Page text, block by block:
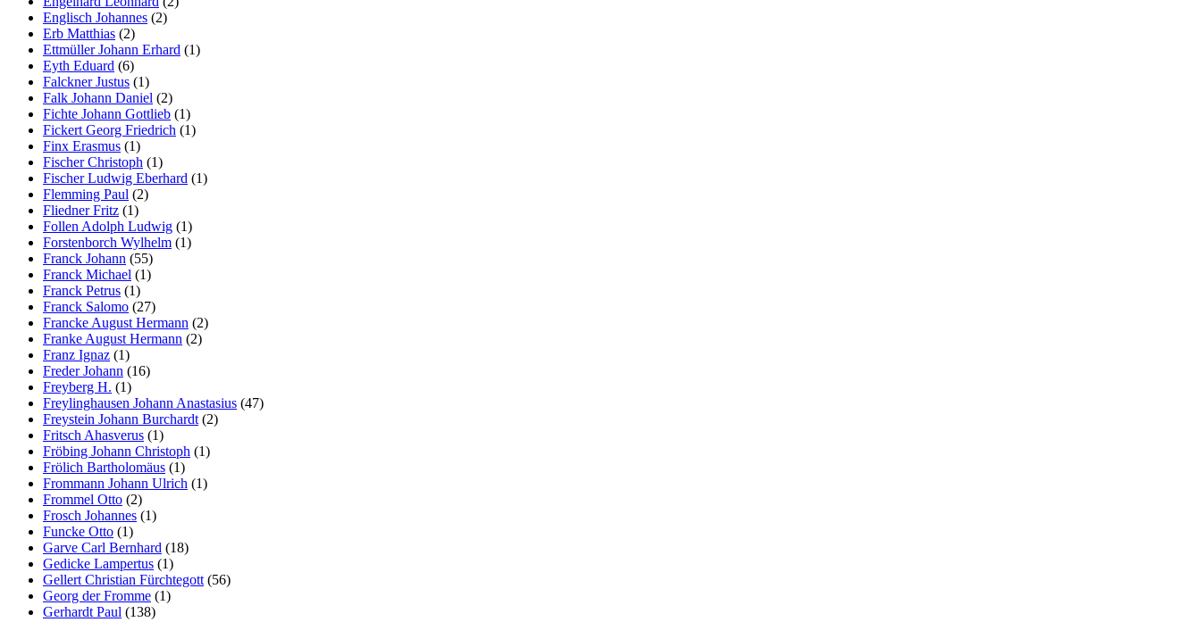
Englisch Johannes (2)
Erb Matthias (2)
Ettmüller Johann Erhard (1)
Eyth Eduard (6)
Falckner Justus (1)
Falk Johann Daniel (2)
Fichte Johann Gottlieb (1)
Fickert Georg Friedrich (1)
Finx Erasmus (1)
Fischer Christoph (1)
Fischer Ludwig Eberhard (1)
Flemming Paul (2)
Fliedner Fritz (1)
Follen Adolph Ludwig (1)
Forstenborch Wylhelm (1)
Franck Johann (55)
Franck Michael (1)
Franck Petrus (1)
Franck Salomo (27)
Francke August Hermann (2)
Franke August Hermann (2)
Franz Ignaz (1)
Freder Johann (16)
Freyberg H. (1)
Freylinghausen Johann Anastasius (47)
Freystein Johann Burchardt (2)
Fritsch Ahasverus (1)
Fröbing Johann Christoph (1)
Frölich Bartholomäus (1)
Frommann Johann Ulrich (1)
Frommel Otto (2)
Frosch Johannes (1)
Funcke Otto (1)
Garve Carl Bernhard (18)
Gedicke Lampertus (1)
Gellert Christian Fürchtegott (56)
Georg der Fromme (1)
Gerhardt Paul (138)